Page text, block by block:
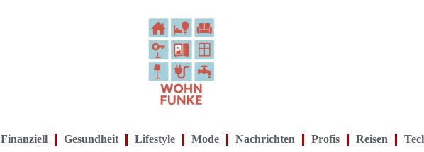
Finanziell Gesundheit Lifestyle Mode Nachrichten Profis Reisen